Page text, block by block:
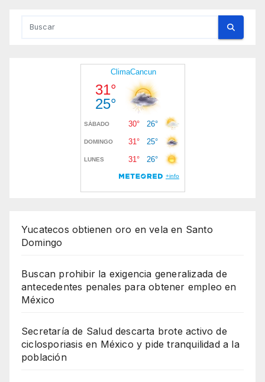
Yucatecos obtienen oro en vela en Santo
Domingo
Buscan prohibir la exigencia generalizada de
antecedentes penales para obtener empleo en
México
Secretaría de Salud descarta brote activo de
ciclosporiasis en México y pide tranquilidad a la
población